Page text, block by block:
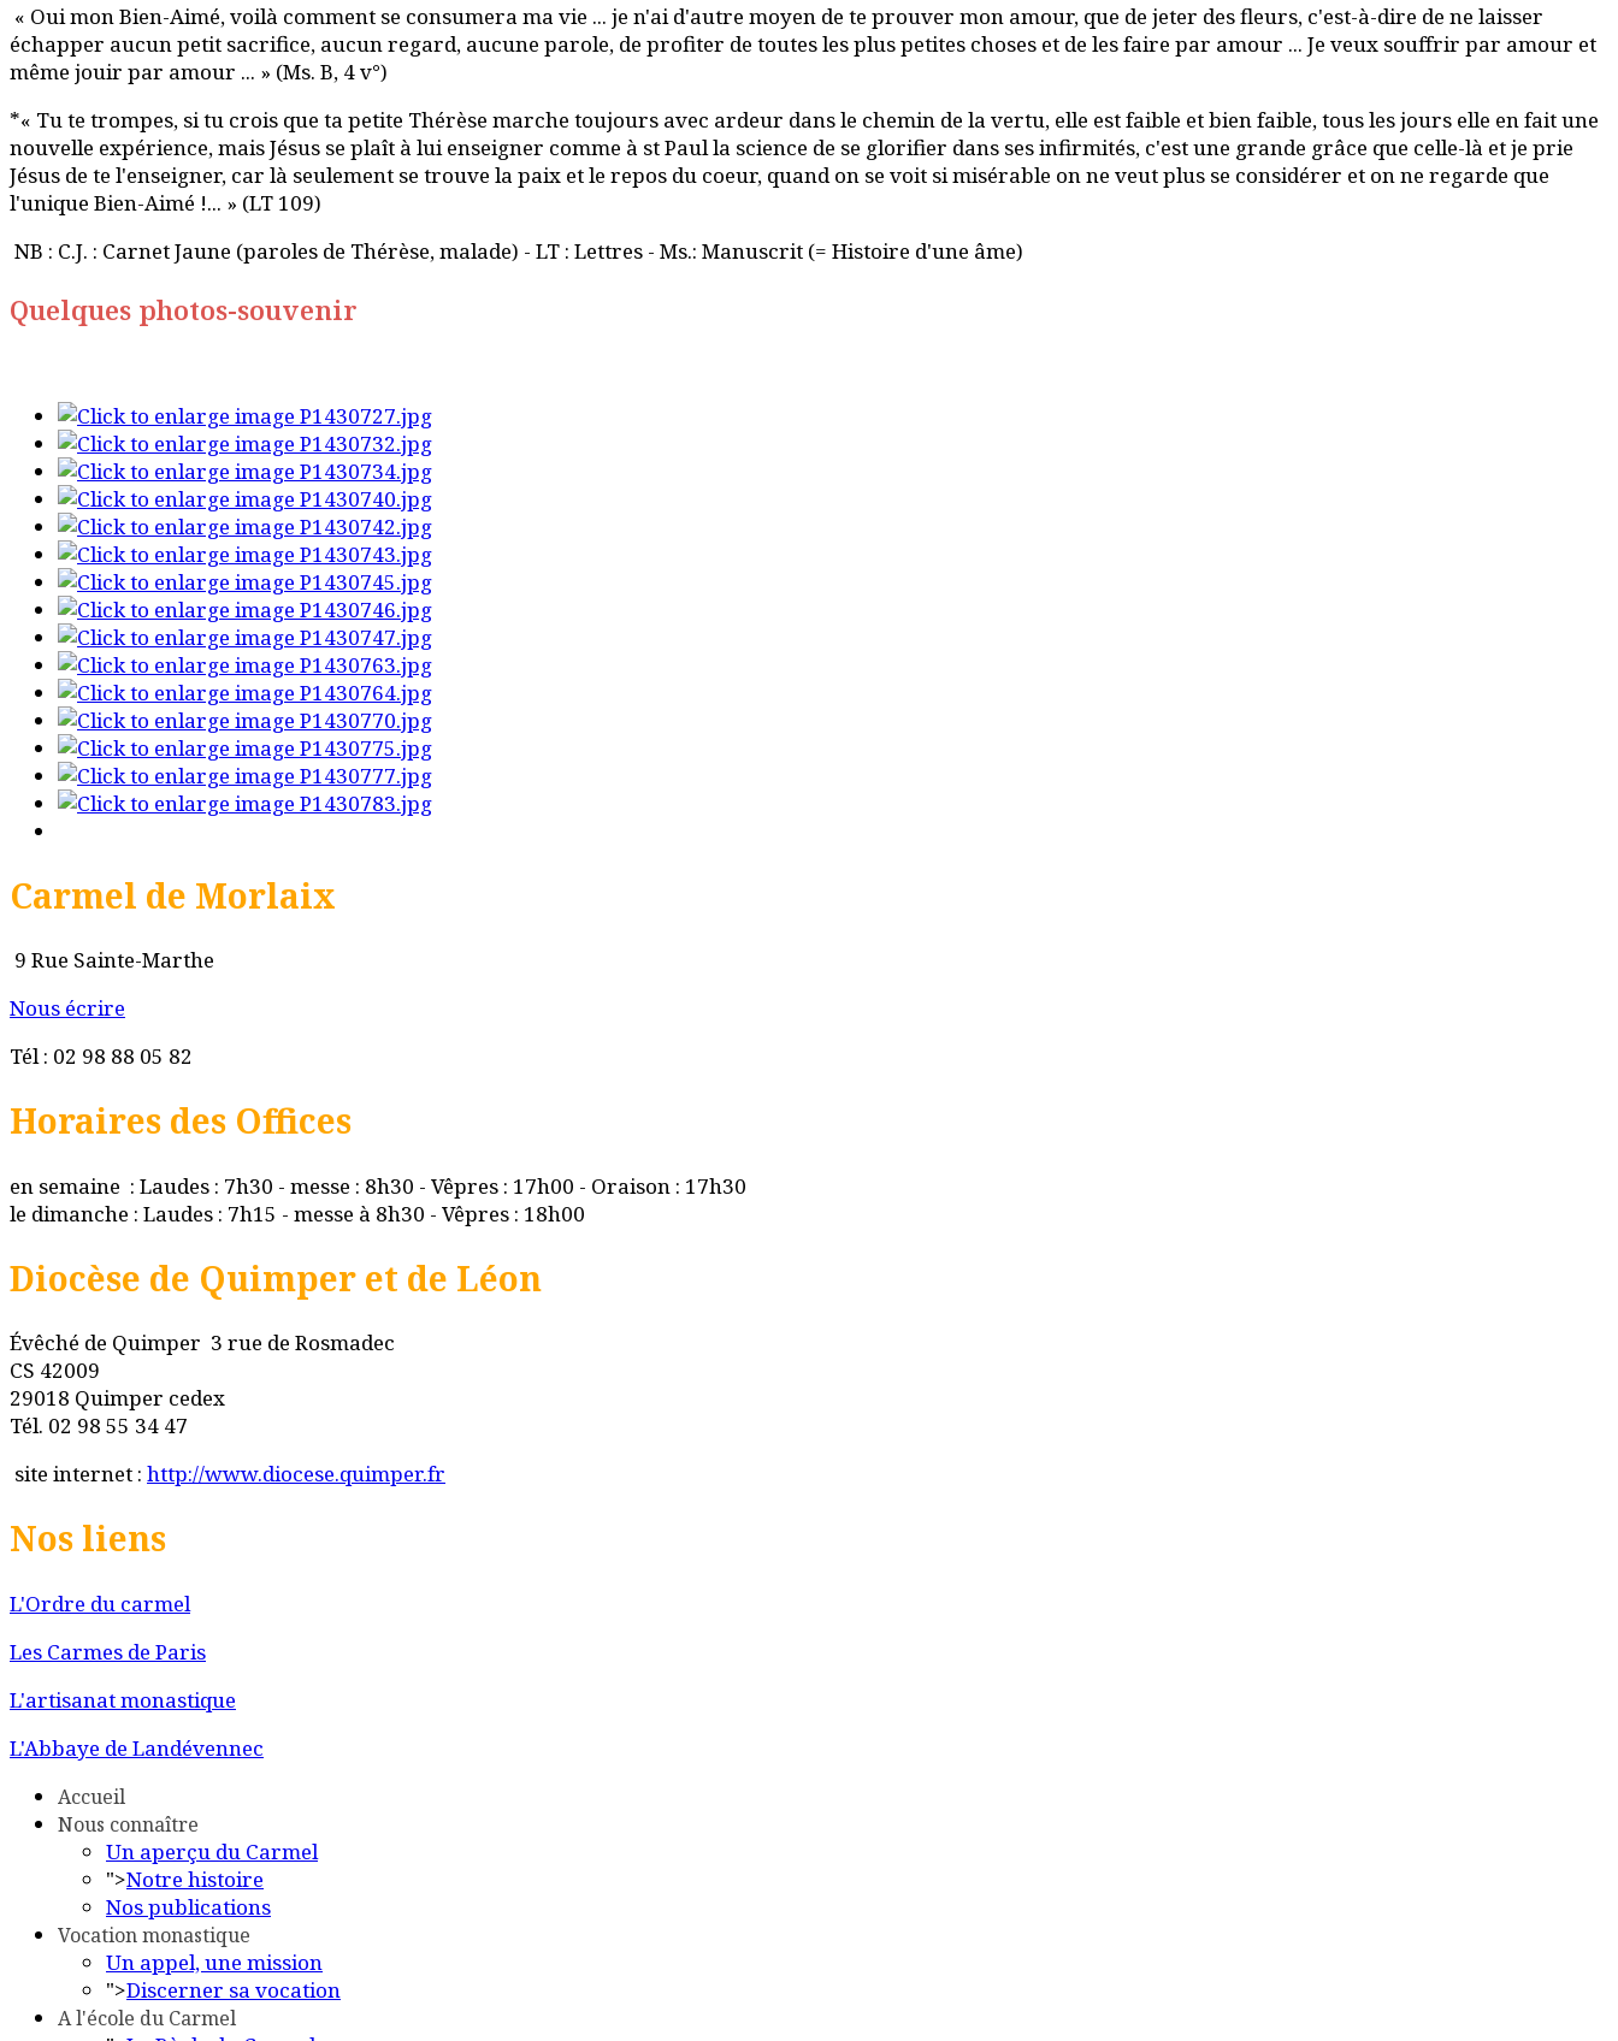
« Oui mon Bien-Aimé, voilà comment se consumera ma vie ... je n'ai d'autre moyen de te prouver mon amour, que de jeter des fleurs, c'est-à-dire de ne laisser
échapper aucun petit sacrifice, aucun regard, aucune parole, de profiter de toutes les plus petites choses et de les faire par amour ... Je veux souffrir par amour et
même jouir par amour ... » (Ms. B, 4 v°)
*« Tu te trompes, si tu crois que ta petite Thérèse marche toujours avec ardeur dans le chemin de la vertu, elle est faible et bien faible, tous les jours elle en fait une
nouvelle expérience, mais Jésus se plaît à lui enseigner comme à st Paul la science de se glorifier dans ses infirmités, c'est une grande grâce que celle-là et je prie
Jésus de te l'enseigner, car là seulement se trouve la paix et le repos du coeur, quand on se voit si misérable on ne veut plus se considérer et on ne regarde que
l'unique Bien-Aimé !... » (LT 109)
NB : C.J. : Carnet Jaune (paroles de Thérèse, malade) - LT : Lettres - Ms.: Manuscrit (= Histoire d'une âme)
Quelques photos-souvenir
Carmel de Morlaix
9 Rue Sainte-Marthe
Nous écrire
Tél : 02 98 88 05 82
Horaires des Offices
en semaine : Laudes : 7h30 - messe : 8h30 - Vêpres : 17h00 - Oraison : 17h30
le dimanche : Laudes : 7h15 - messe à 8h30 - Vêpres : 18h00
Diocèse de Quimper et de Léon
Évêché de Quimper 3 rue de Rosmadec
CS 42009
29018 Quimper cedex
Tél. 02 98 55 34 47
site internet : http://www.diocese.quimper.fr
Nos liens
L'Ordre du carmel
Les Carmes de Paris
L'artisanat monastique
L'Abbaye de Landévennec
Accueil
Nous connaître
Un aperçu du Carmel
">Notre histoire
Nos publications
Vocation monastique
Un appel, une mission
">Discerner sa vocation
A l'école du Carmel